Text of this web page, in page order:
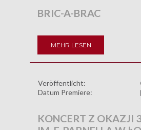
BRIC-A-BRAC
MEHR LESEN
Veröffentlicht:
Datum Premiere:
KONCERT Z OKAZJI